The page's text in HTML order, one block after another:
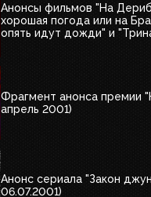
Анонсы фильмов "На
хорошая погода или на
опять идут дожди" и
Фрагмент анонса премии
апрель 2001)
Анонс сериала "Закон
06.07.2001)